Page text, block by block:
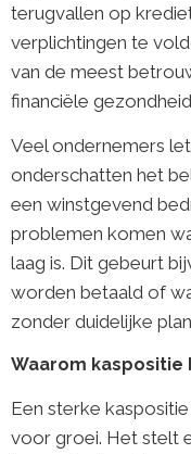
terugvallen op
verplichtingen te
van de meest
financiële
Veel ondernemers
onderschatten het
een winstgevend
problemen komen
laag is. Dit gebeurt
worden betaald of
zonder duidelijke
Waarom kaspositie
Een sterke
voor groei. Het stelt